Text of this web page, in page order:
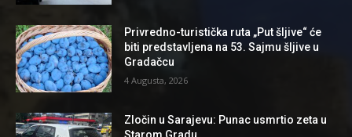
Privredno-turistička ruta „Put šljive“ će
biti predstavljena na 53. Sajmu šljive u
Gradačcu
4 Augusta, 2026
Zločin u Sarajevu: Punac usmrtio zeta u